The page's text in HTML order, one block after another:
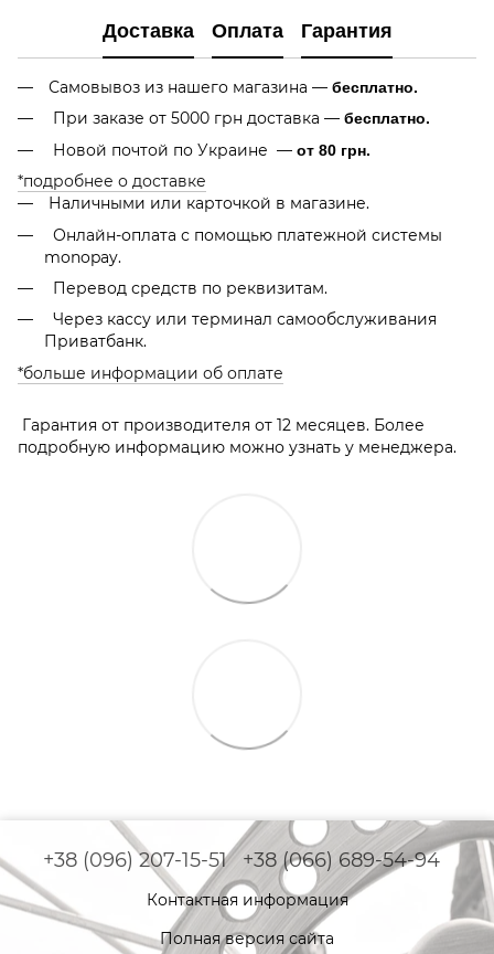
Доставка Оплата Гарантия
Самовывоз из нашего магазина — бесплатно.
При заказе от 5000 грн доставка — бесплатно.
Новой почтой по Украине — от 80 грн.
*подробнее о доставке
Наличными или карточкой в магазине.
Онлайн-оплата с помощью платежной системы
monopay.
Перевод средств по реквизитам.
Через кассу или терминал самообслуживания
Приватбанк.
*больше информации об оплате
Гарантия от производителя от 12 месяцев. Более
подробную информацию можно узнать у менеджера.
+38 (096) 207-15-51 +38 (066) 689-54-94
Контактная информация
Полная версия сайта